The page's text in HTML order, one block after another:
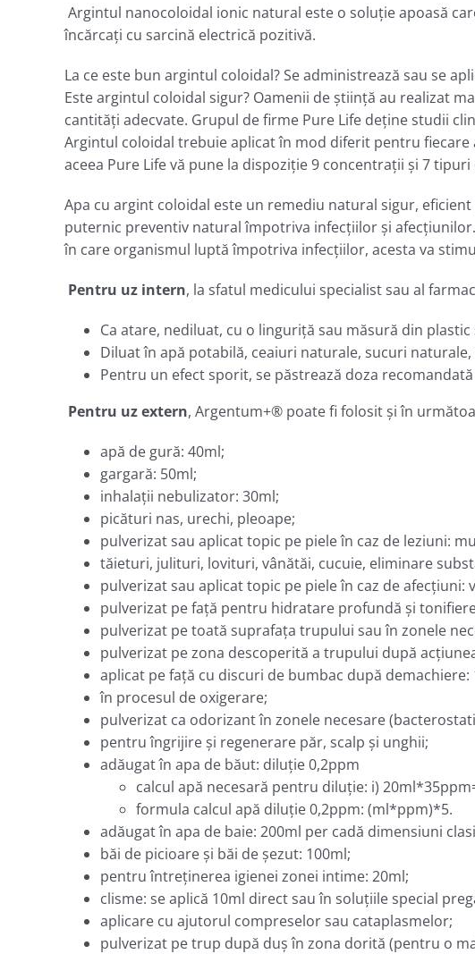
Argintul nanocoloidal ionic natural este o soluție apoasă
încărcaţi cu sarcină electrică pozitivă.
La ce este bun argintul coloidal? Se administrează sau se
Este argintul coloidal sigur? Oamenii de știință au realizat
cantități adecvate. Grupul de firme Pure Life deţine studii
Argintul coloidal trebuie aplicat în mod diferit pentru
aceea Pure Life vă pune la dispoziţie 9 concentraţii şi 7
Apa cu argint coloidal este un remediu natural sigur,
puternic preventiv natural împotriva infecțiilor și
în care organismul luptă împotriva infecțiilor, acesta va
Pentru uz intern, la sfatul medicului specialist sau al
Ca atare, nediluat, cu o linguriţă sau măsură din plastic
Diluat în apă potabilă, ceaiuri naturale, sucuri
Pentru un efect sporit, se păstrează doza
Pentru uz extern, Argentum+® poate fi folosit şi în
apă de gură: 40ml;
gargară: 50ml;
inhalaţii nebulizator: 30ml;
picături nas, urechi, pleoape;
pulverizat sau aplicat topic pe piele în caz de leziuni:
tăieturi, julituri, lovituri, vânătăi, cucuie, eliminare
pulverizat sau aplicat topic pe piele în caz de afecţiuni:
pulverizat pe faţă pentru hidratare profundă şi
pulverizat pe toată suprafaţa trupului sau în zonele
pulverizat pe zona descoperită a trupului după
aplicat pe faţă cu discuri de bumbac după
în procesul de oxigerare;
pulverizat ca odorizant în zonele necesare
pentru îngrijire şi regenerare păr, scalp şi unghii;
adăugat în apa de băut: diluţie 0,2ppm
calcul apă necesară pentru diluţie: i)
formula calcul apă diluţie 0,2ppm: (ml*ppm)*5.
adăugat în apa de baie: 200ml per cadă dimensiuni
băi de picioare şi băi de şezut: 100ml;
pentru întreţinerea igienei zonei intime: 20ml;
clisme: se aplică 10ml direct sau în soluţiile special
aplicare cu ajutorul compreselor sau cataplasmelor;
pulverizat pe trup după duş în zona dorită (pentru o